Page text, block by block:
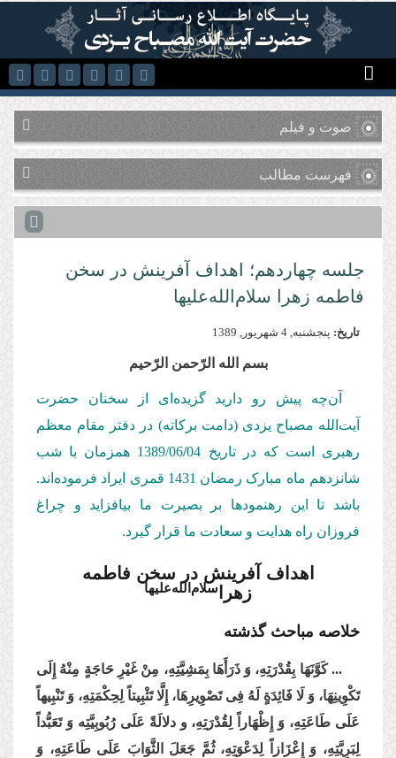
رفتن به محتوای اصلی
صوت و فیلم
فهرست مطالب
جلسه چهاردهم؛ اهداف آفرینش در سخن
فاطمه زهرا‌ سلام‌الله‌علیها
تاریخ: پنجشنبه, 4 شهريور, 1389
بسم‌ الله‌ الرّحمن‌ الرّحیم
آن‌چه پیش رو دارید گزیده‌ای از سخنان حضرت
آیت‌الله مصباح یزدی (دامت بركاته) در دفتر مقام معظم
رهبری است كه در تاریخ 1389/06
/04
همزمان با شب
شانزدهم ماه مبارک رمضان 1431 قمری ایراد فرموده‌اند.
باشد تا این رهنمودها بر بصیرت ما بیافزاید و چراغ
فروزان راه هدایت و سعادت ما قرار گیرد.
اهداف آفرینشدر سخن فاطمه
زهرا‌سلام‌الله‌علیها
خلاصه مباحث گذشته
... كَوَّنَهَا بِقُدْرَتِهِ، وَ ذَرَأَهَا بِمَشِیَّتِهِ، مِنْ غَیْرِ حَاجَةٍ مِنْهُ إِلَى
تَكْوِینِهَا، وَ لَا فَائِدَةٍ لَهُ فِی تَصْوِیرِهَا، إِلَّا تَثْبِیتاً لِحِكْمَتِهِ، وَ تَنْبِیهاً
عَلَى طَاعَتِهِ، وَ إِظْهَاراً لِقُدْرَتِهِ، و دلالَةً عَلَى رُبُوبِیَّتِه وَ تَعَبُّداً
لِبَرِیَّتِهِ، وَ إِعْزَازاً لِدَعْوَتِهِ، ثُمَّ جَعَلَ الثَّوَابَ عَلَى طَاعَتِهِ، وَ